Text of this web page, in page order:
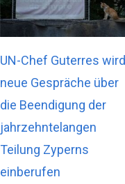
UN-Chef Guterres wird
neue Gespräche über
die Beendigung der
jahrzehntelangen
Teilung Zyperns
einberufen